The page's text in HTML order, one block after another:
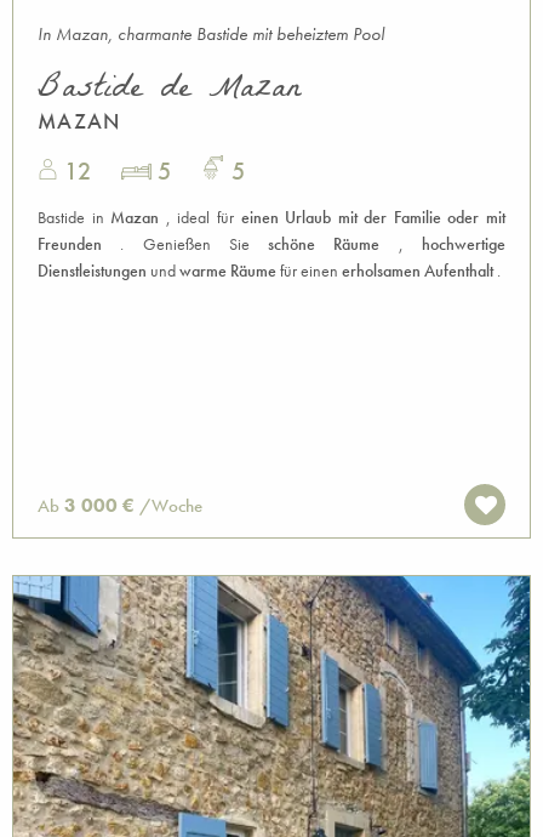
In Mazan, charmante Bastide mit beheiztem Pool
Bastide de Mazan
MAZAN
12 5 5
Bastide in Mazan , ideal für einen Urlaub mit der Familie oder mit
Freunden . Genießen Sieschöne Räume , hochwertige
Dienstleistungen undwarme Räumefür einen erholsamen Aufenthalt.
Ab 3 000 € /Woche